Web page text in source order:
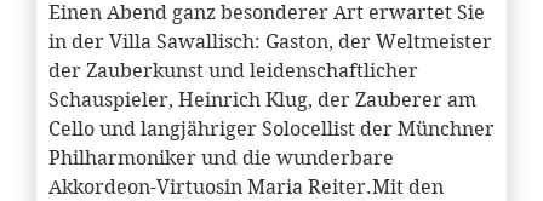
Einen Abend ganz besonderer Art erwartet Sie
in der Villa Sawallisch: Gaston, der Weltmeister
der Zauberkunst und leidenschaftlicher
Schauspieler, Heinrich Klug, der Zauberer am
Cello und langjähriger Solocellist der Münchner
Philharmoniker und die wunderbare
Akkordeon-Virtuosin Maria Reiter.Mit den